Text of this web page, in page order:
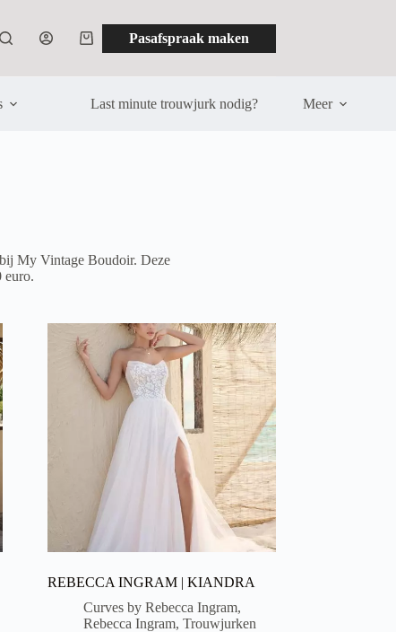
WinkelwagenPasafspraak maken
Last minute trouwjurk nodig? Meer
My Vintage Boudoir. Deze
euro.
REBECCA INGRAM | KIANDRA
Curves by Rebecca Ingram,
Rebecca Ingram, Trouwjurken